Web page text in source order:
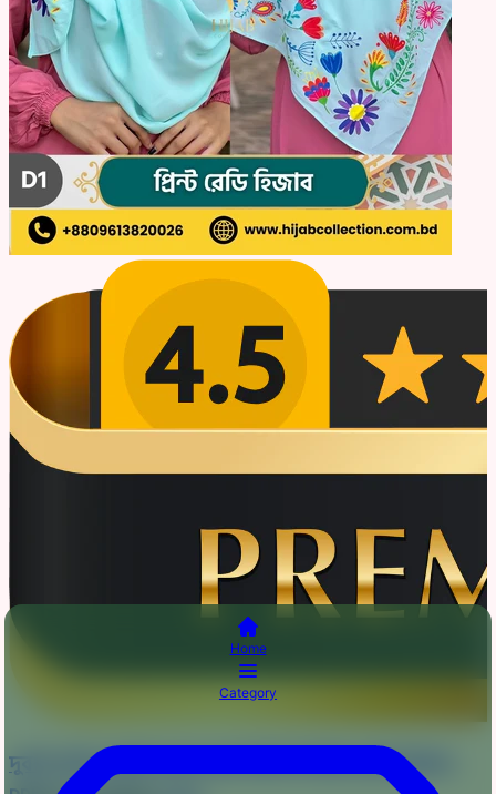
দুবাই চেরি জর্জেট ডাবল লুপ ইনস্ট্যান্ট প্রিন্ট রেডি হিজাব -
Home
Category